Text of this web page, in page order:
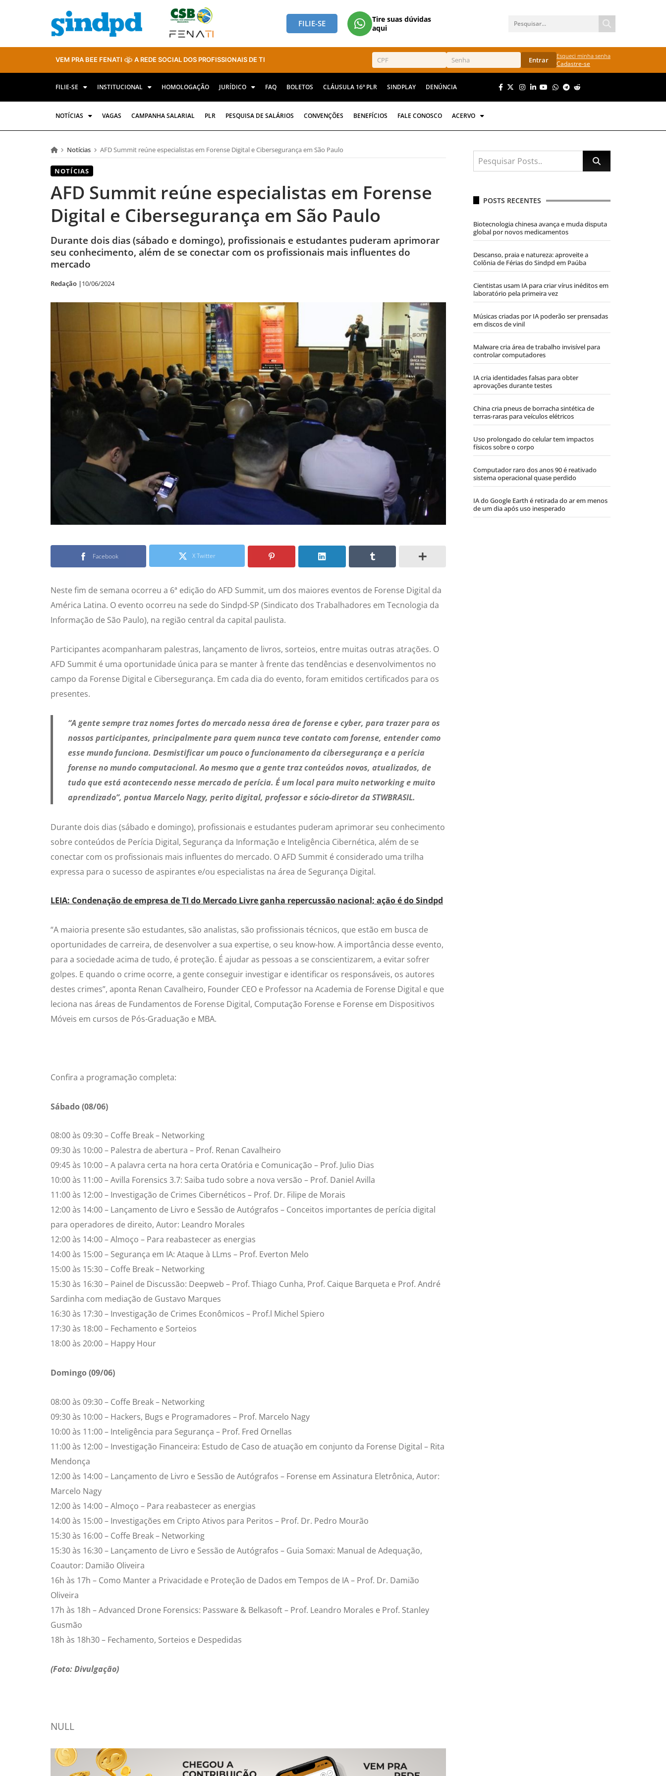
FILIE-SE
Tire suas dúvidas
aqui
VEM PRA BEE FENATI A REDE SOCIAL DOS PROFISSIONAIS DE TI Entrar Esqueci minha senha
Cadastre-se
FILIE-SE INSTITUCIONAL HOMOLOGAÇÃO JURÍDICO FAQ BOLETOS CLÁUSULA 16ª PLR SINDPLAY DENÚNCIA
NOTÍCIAS VAGAS CAMPANHA SALARIAL PLR PESQUISA DE SALÁRIOS CONVENÇÕES BENEFÍCIOS FALE CONOSCO ACERVO
Notícias AFD Summit reúne especialistas em Forense Digital e Cibersegurança em São Paulo
NOTÍCIAS
AFD Summit reúne especialistas em Forense
Digital e Cibersegurança em São Paulo
Durante dois dias (sábado e domingo), profissionais e estudantes puderam aprimorar
seu conhecimento, além de se conectar com os profissionais mais influentes do
mercado
Redação |10/06/2024
Facebook X Twitter
Neste fim de semana ocorreu a 6ª edição do AFD Summit, um dos maiores eventos de Forense Digital da
América Latina. O evento ocorreu na sede do Sindpd-SP (Sindicato dos Trabalhadores em Tecnologia da
Informação de São Paulo), na região central da capital paulista.
Participantes acompanharam palestras, lançamento de livros, sorteios, entre muitas outras atrações. O
AFD Summit é uma oportunidade única para se manter à frente das tendências e desenvolvimentos no
campo da Forense Digital e Cibersegurança. Em cada dia do evento, foram emitidos certificados para os
presentes.
“A gente sempre traz nomes fortes do mercado nessa área de forense e cyber, para trazer para os
nossos participantes, principalmente para quem nunca teve contato com forense, entender como
esse mundo funciona. Desmistificar um pouco o funcionamento da cibersegurança e a perícia
forense no mundo computacional. Ao mesmo que a gente traz conteúdos novos, atualizados, de
tudo que está acontecendo nesse mercado de perícia. É um local para muito networking e muito
aprendizado”, pontua Marcelo Nagy, perito digital, professor e sócio-diretor da STWBRASIL.
Durante dois dias (sábado e domingo), profissionais e estudantes puderam aprimorar seu conhecimento
sobre conteúdos de Perícia Digital, Segurança da Informação e Inteligência Cibernética, além de se
conectar com os profissionais mais influentes do mercado. O AFD Summit é considerado uma trilha
expressa para o sucesso de aspirantes e/ou especialistas na área de Segurança Digital.
LEIA: Condenação de empresa de TI do Mercado Livre ganha repercussão nacional; ação é do Sindpd
“A maioria presente são estudantes, são analistas, são profissionais técnicos, que estão em busca de
oportunidades de carreira, de desenvolver a sua expertise, o seu know-how. A importância desse evento,
para a sociedade acima de tudo, é proteção. É ajudar as pessoas a se conscientizarem, a evitar sofrer
golpes. E quando o crime ocorre, a gente conseguir investigar e identificar os responsáveis, os autores
destes crimes”, aponta Renan Cavalheiro, Founder CEO e Professor na Academia de Forense Digital e que
leciona nas áreas de Fundamentos de Forense Digital, Computação Forense e Forense em Dispositivos
Móveis em cursos de Pós-Graduação e MBA.
Confira a programação completa:
Sábado (08/06)
08:00 às 09:30 – Coffe Break – Networking
09:30 às 10:00 – Palestra de abertura – Prof. Renan Cavalheiro
09:45 às 10:00 – A palavra certa na hora certa Oratória e Comunicação – Prof. Julio Dias
10:00 às 11:00 – Avilla Forensics 3.7: Saiba tudo sobre a nova versão – Prof. Daniel Avilla
11:00 às 12:00 – Investigação de Crimes Cibernéticos – Prof. Dr. Filipe de Morais
12:00 às 14:00 – Lançamento de Livro e Sessão de Autógrafos – Conceitos importantes de perícia digital
para operadores de direito, Autor: Leandro Morales
12:00 às 14:00 – Almoço – Para reabastecer as energias
14:00 às 15:00 – Segurança em IA: Ataque à LLms – Prof. Everton Melo
15:00 às 15:30 – Coffe Break – Networking
15:30 às 16:30 – Painel de Discussão: Deepweb – Prof. Thiago Cunha, Prof. Caique Barqueta e Prof. André
Sardinha com mediação de Gustavo Marques
16:30 às 17:30 – Investigação de Crimes Econômicos – Prof.l Michel Spiero
17:30 às 18:00 – Fechamento e Sorteios
18:00 às 20:00 – Happy Hour
Domingo (09/06)
08:00 às 09:30 – Coffe Break – Networking
09:30 às 10:00 – Hackers, Bugs e Programadores – Prof. Marcelo Nagy
10:00 às 11:00 – Inteligência para Segurança – Prof. Fred Ornellas
11:00 às 12:00 – Investigação Financeira: Estudo de Caso de atuação em conjunto da Forense Digital – Rita
Mendonça
12:00 às 14:00 – Lançamento de Livro e Sessão de Autógrafos – Forense em Assinatura Eletrônica, Autor:
Marcelo Nagy
12:00 às 14:00 – Almoço – Para reabastecer as energias
14:00 às 15:00 – Investigações em Cripto Ativos para Peritos – Prof. Dr. Pedro Mourão
15:30 às 16:00 – Coffe Break – Networking
15:30 às 16:30 – Lançamento de Livro e Sessão de Autógrafos – Guia Somaxi: Manual de Adequação,
Coautor: Damião Oliveira
16h às 17h – Como Manter a Privacidade e Proteção de Dados em Tempos de IA – Prof. Dr. Damião
Oliveira
17h às 18h – Advanced Drone Forensics: Passware & Belkasoft – Prof. Leandro Morales e Prof. Stanley
Gusmão
18h às 18h30 – Fechamento, Sorteios e Despedidas
(Foto: Divulgação)
NULL
POSTS RECENTES
Biotecnologia chinesa avança e muda disputa
global por novos medicamentos
Descanso, praia e natureza: aproveite a
Colônia de Férias do Sindpd em Paúba
Cientistas usam IA para criar vírus inéditos em
laboratório pela primeira vez
Músicas criadas por IA poderão ser prensadas
em discos de vinil
Malware cria área de trabalho invisível para
controlar computadores
IA cria identidades falsas para obter
aprovações durante testes
China cria pneus de borracha sintética de
terras-raras para veículos elétricos
Uso prolongado do celular tem impactos
físicos sobre o corpo
Computador raro dos anos 90 é reativado
sistema operacional quase perdido
IA do Google Earth é retirada do ar em menos
de um dia após uso inesperado